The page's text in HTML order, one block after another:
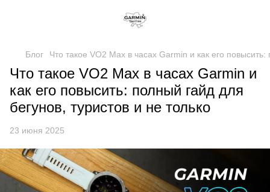
Блог Что такое VO2 Max в часах Garmin и как его
Что такое VO2 Max в часах Garmin и
как его повысить: полный гайд для
бегунов, туристов и не только
23 июня 2025